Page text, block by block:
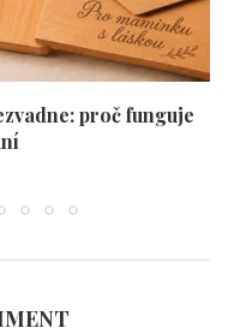
proč funguje